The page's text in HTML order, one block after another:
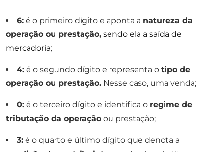
6: é o primeiro dígito e aponta a natureza da
operação ou prestação, sendo ela a saída de
mercadoria;
4: é o segundo dígito e representa o tipo de
operação ou prestação. Nesse caso, uma venda;
0: é o terceiro dígito e identifica o regime de
tributação da operação ou prestação;
3: é o quarto e último dígito que denota a